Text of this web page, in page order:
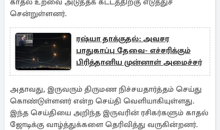
காதல் உறவை அடுத்தக் கட்டத்திற்கு எடுத்துச்
சென்றுள்ளனர்.
ரஷ்யா தாக்குதல்: அவசர
பாதுகாப்பு தேவை- எச்சரிக்கும்
பிரித்தானிய முன்னாள் அமைச்சர்
அதாவது, இருவரும் திருமண நிச்சயதார்த்தம் செய்து
கொண்டுள்ளனர் என்ற செய்தி வெளியாகியுள்ளது.
இந்த செய்தியை அறிந்த இருவரின் ரசிகர்களும் காதல்
ஜோடிக்கு வாழ்த்துக்களை தெரிவித்து வருகின்றனர்.